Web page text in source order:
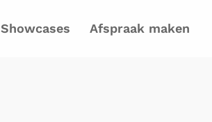
Showcases Afspraak maken